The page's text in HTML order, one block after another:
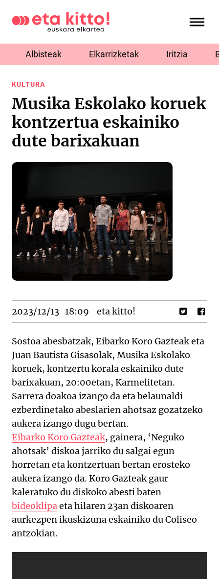
Albisteak Elkarrizketak Iritzia
KULTURA
Musika Eskolako koruek
kontzertua eskainiko
dute barixakuan
2023/12/13 18:09 eta kitto!
Sostoa abesbatzak, Eibarko Koro Gazteak eta
Juan Bautista Gisasolak, Musika Eskolako
koruek, kontzertu korala eskainiko dute
barixakuan, 20:00etan, Karmelitetan.
Sarrera doakoa izango da eta belaunaldi
ezberdinetako abeslarien ahotsaz gozatzeko
aukera izango dugu bertan.
Eibarko Koro Gazteak, gainera, ‘Neguko
ahotsak’ diskoa jarriko du salgai egun
horretan eta kontzertuan bertan erosteko
aukera izango da. Koro Gazteak gaur
kaleratuko du diskoko abesti baten
bideoklipaeta hilaren 23an diskoaren
aurkezpen ikuskizuna eskainiko du Coliseo
antzokian.